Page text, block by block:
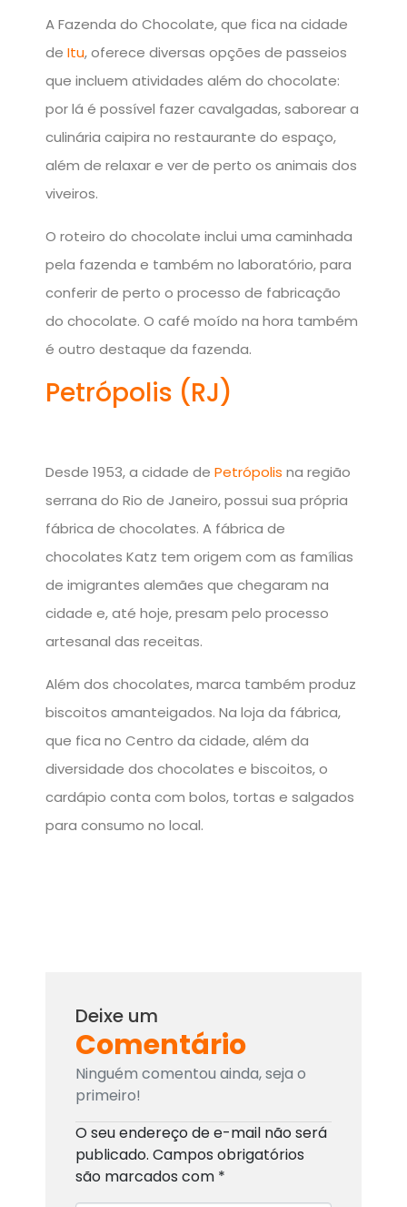
A Fazenda do Chocolate, que fica na cidade
de Itu, oferece diversas opções de passeios
que incluem atividades além do chocolate:
por lá é possível fazer cavalgadas, saborear a
culinária caipira no restaurante do espaço,
além de relaxar e ver de perto os animais dos
viveiros.
O roteiro do chocolate inclui uma caminhada
pela fazenda e também no laboratório, para
conferir de perto o processo de fabricação
do chocolate. O café moído na hora também
é outro destaque da fazenda.
Petrópolis (RJ)
Desde 1953, a cidade de Petrópolis na região
serrana do Rio de Janeiro, possui sua própria
fábrica de chocolates. A fábrica de
chocolates Katz tem origem com as famílias
de imigrantes alemães que chegaram na
cidade e, até hoje, presam pelo processo
artesanal das receitas.
Além dos chocolates, marca também produz
biscoitos amanteigados. Na loja da fábrica,
que fica no Centro da cidade, além da
diversidade dos chocolates e biscoitos, o
cardápio conta com bolos, tortas e salgados
para consumo no local.
Deixe um
Comentário
Ninguém comentou ainda, seja o
primeiro!
O seu endereço de e-mail não será
publicado. Campos obrigatórios
são marcados com *